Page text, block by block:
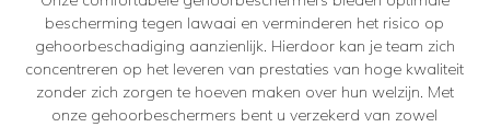
bescherming tegen lawaai en verminderen het risico op
gehoorbeschadiging aanzienlijk. Hierdoor kan je team zich
concentreren op het leveren van prestaties van hoge kwaliteit
zonder zich zorgen te hoeven maken over hun welzijn. Met
onze gehoorbeschermers bent u verzekerd van zowel